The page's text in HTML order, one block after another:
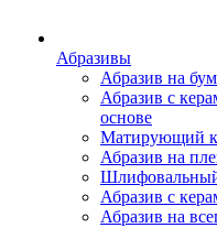
Абразивы
Абразив на
Абразив с
основе
Матирующий
Абразив на
Абразив с
Абразив на